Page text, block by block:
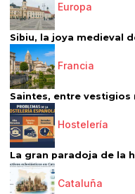
Europa
Sibiu, la joya medieval
Francia
Saintes, entre vestigios
Hostelería
La gran paradoja de la
Cataluña